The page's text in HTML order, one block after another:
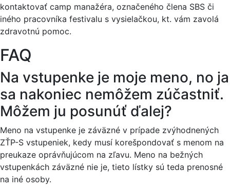
kontaktovať camp manažéra, označeného člena SBS či
iného pracovníka festivalu s vysielačkou, kt. vám zavolá
zdravotnú pomoc.
FAQ
Na vstupenke je moje meno, no ja
sa nakoniec nemôžem zúčastniť.
Môžem ju posunúť ďalej?
Meno na vstupenke je záväzné v prípade zvýhodnených
ZŤP-S vstupeniek, kedy musí korešpondovať s menom na
preukaze oprávňujúcom na zľavu. Meno na bežných
vstupenkách záväzné nie je, tieto lístky sú teda prenosné
na iné osoby.